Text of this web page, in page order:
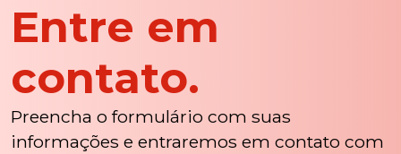
Entre em
contato.
Preencha o formulário com suas
informações e entraremos em contato com